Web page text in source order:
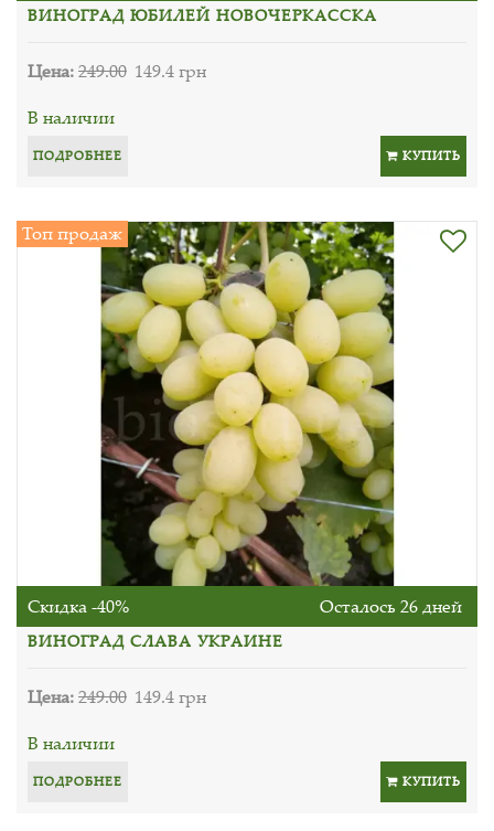
ВИНОГРАД ЮБИЛЕЙ НОВОЧЕРКАССКА
Цена:249.00 149.4 грн
В наличии
ПОДРОБНЕЕ КУПИТЬ
Топ продаж
Скидка -40% Осталось 26 дней
ВИНОГРАД СЛАВА УКРАИНЕ
Цена:249.00 149.4 грн
В наличии
ПОДРОБНЕЕ КУПИТЬ